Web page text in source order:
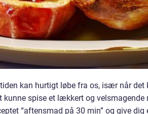
kan hurtigt løbe fra os, især når
kunne spise et lækkert og
“aftensmad på 30 min” og give dig